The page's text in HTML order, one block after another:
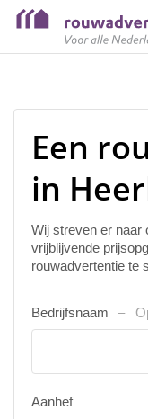
Een
in
Wij streven er naar
vrijblijvende
rouwadvertentie te
Bedrijfsnaam
Aanhef